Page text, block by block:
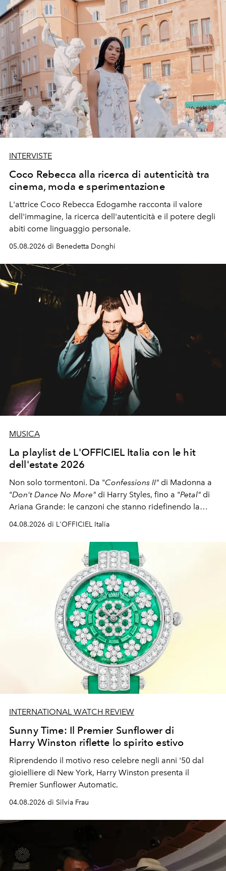
INTERVISTE
Coco Rebecca alla ricerca di autenticità tra
cinema, moda e sperimentazione
L'attrice Coco Rebecca Edogamhe racconta il valore
dell'immagine, la ricerca dell'autenticità e il potere degli
abiti come linguaggio personale.
05.08.2026 di Benedetta Donghi
MUSICA
La playlist de L'OFFICIEL Italia con le hit
dell'estate 2026
Non solo tormentoni. Da "Confessions II" di Madonna a
"Don't Dance No More" di Harry Styles, fino a "Petal" di
Ariana Grande: le canzoni che stanno ridefinendo la
04.08.2026 di L'OFFICIEL Italia
INTERNATIONAL WATCH REVIEW
Sunny Time: Il Premier Sunflower di
Harry Winston riflette lo spirito estivo
Riprendendo il motivo reso celebre negli anni '50 dal
gioielliere di New York, Harry Winston presenta il
Premier Sunflower Automatic.
04.08.2026 di Silvia Frau